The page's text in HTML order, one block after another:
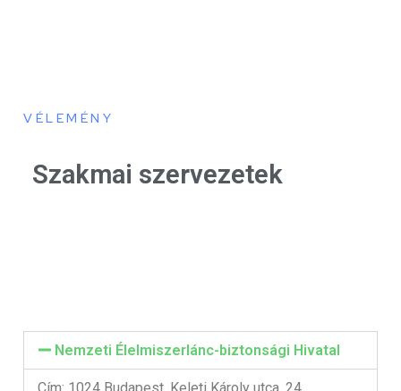
VÉLEMÉNY
Szakmai szervezetek
Nemzeti Élelmiszerlánc-biztonsági Hivatal
Cím: 1024 Budapest, Keleti Károly utca. 24.